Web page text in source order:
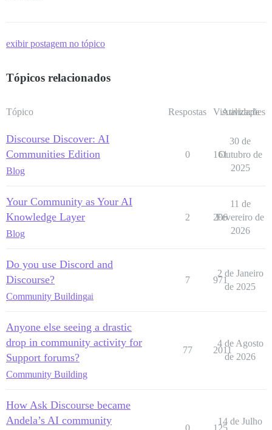
exibir postagem no tópico
Tópicos relacionados
Tópico Respostas Visualizações
Atividade
Discourse Discover: AI
Communities Edition
Blog
0 161
30 de
Outubro de
2025
Your Community as Your AI
Knowledge Layer
Blog
2 206
11 de
Fevereiro de
2026
Do you use Discord and
Discourse?
Community Buildingai
7 971
2 de Janeiro
de 2025
Anyone else seeing a drastic
drop in community activity for
Support forums?
Community Building
77 2011
4 de Agosto
de 2026
How Ask Discourse became
Andela’s AI community
0 125
14 de Julho